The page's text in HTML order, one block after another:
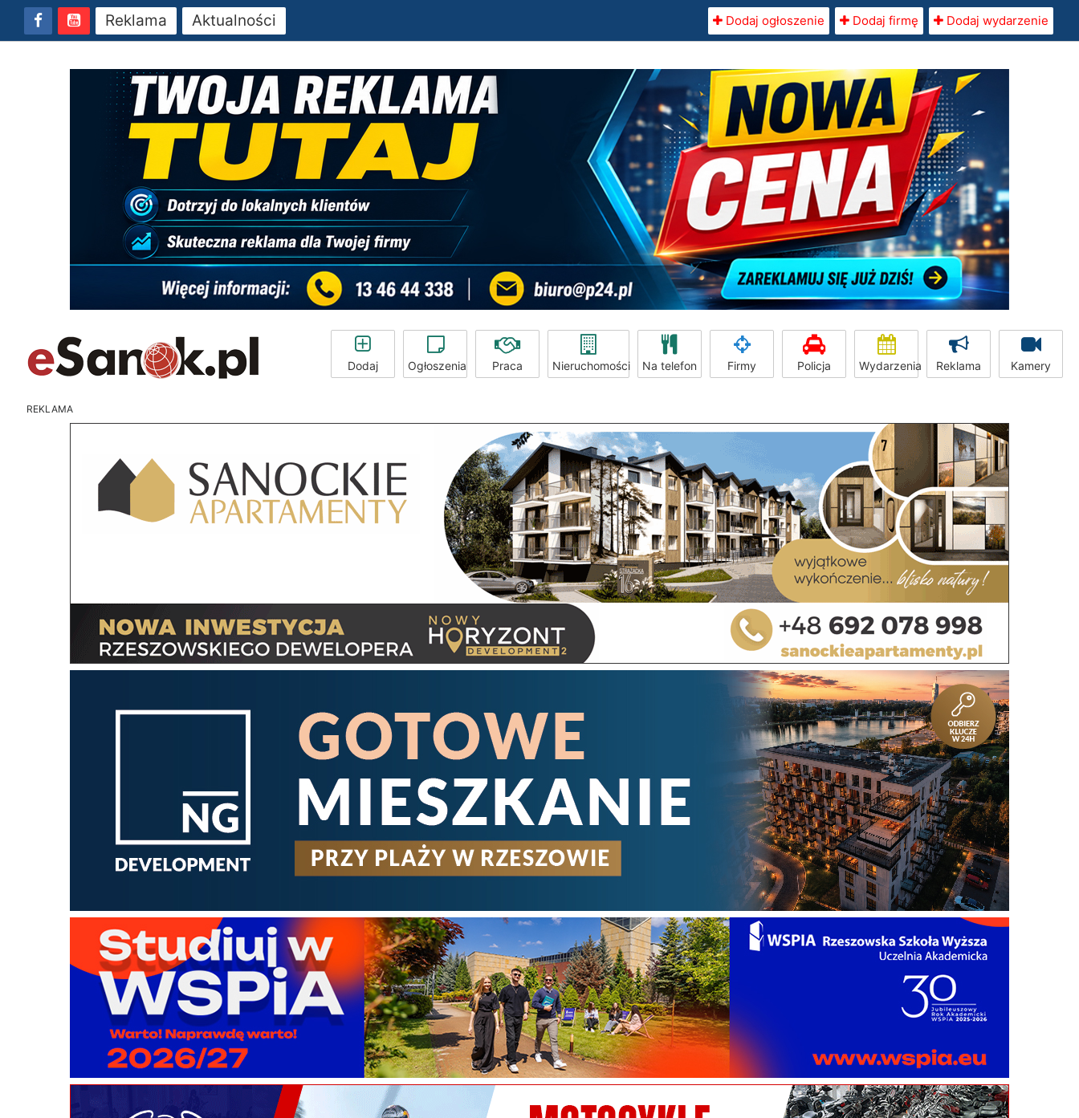
Reklama Aktualności Dodaj ogłoszenie Dodaj firmę Dodaj wydarzenie
Dodaj Ogłoszenia Praca Nieruchomości Na telefon Firmy Policja Wydarzenia Reklama Kamery
REKLAMA